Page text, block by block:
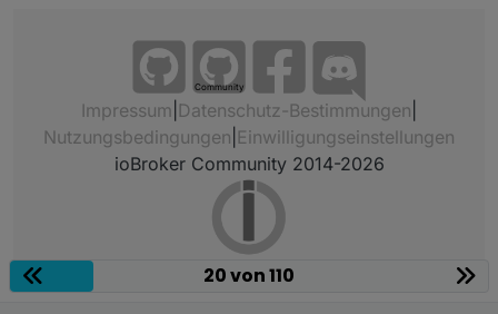
Community
Impressum Datenschutz-Bestimmungen
Nutzungsbedingungen Einwilligungseinstellungen
ioBroker Community 2014-2026
20 von 110